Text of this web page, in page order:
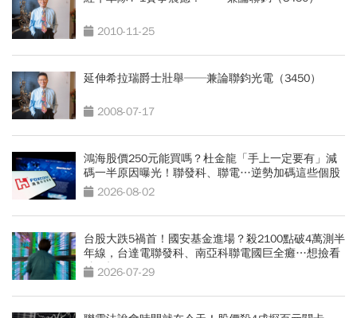
2010-11-25
延伸希拉瑞爵士壯舉──兼論聯鈞光電（3450）
2008-07-17
鴻海股價250元能買嗎？杜金龍「手上一定要有」減
碼一半原因曝光！聯發科、聯電…逆勢加碼這些個股
2026-08-02
台股大跌5禍首！國安基金進場？殺2100點破4萬測半
年線，台達電聯發科、南亞科聯電國巨全癱…想撿看
3訊號2026-07-29